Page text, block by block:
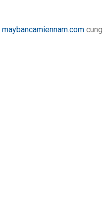
maybancamiennam.com